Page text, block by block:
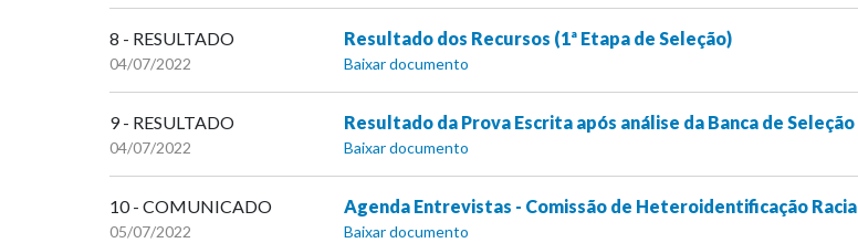
8 - RESULTADO
04/07/2022
Resultado dos Recursos (1ª Etapa de Seleção)
Baixar documento
9 - RESULTADO
04/07/2022
Resultado da Prova Escrita após análise da Banca de Seleção
Baixar documento
10 - COMUNICADO
05/07/2022
Agenda Entrevistas - Comissão de Heteroidentificação Racial
Baixar documento